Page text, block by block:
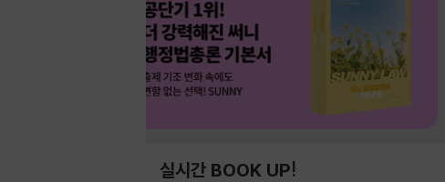
실시간 BOOK UP!